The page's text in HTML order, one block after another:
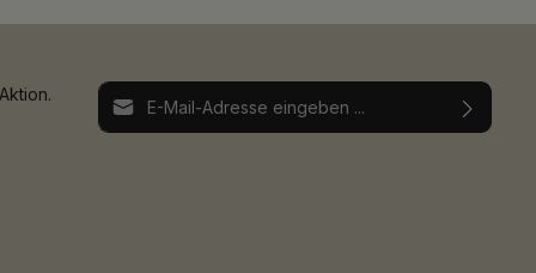
E-Mail-Adresse*